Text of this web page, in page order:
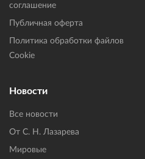
соглашение
Публичная оферта
Политика обработки файлов
Cookie
Новости
Все новости
От С. Н. Лазарева
Мировые